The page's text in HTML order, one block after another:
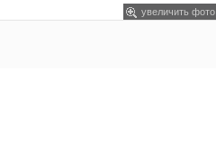
увеличить фото